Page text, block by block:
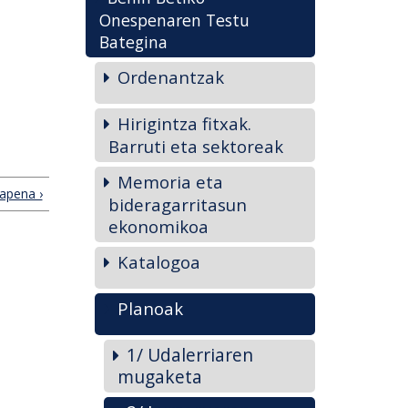
›
Onespenaren Testu
Bategina
Ordenantzak
Hirigintza fitxak.
Barruti eta sektoreak
Memoria eta
bideragarritasun
ekonomikoa
Katalogoa
Planoak
1/ Udalerriaren
mugaketa